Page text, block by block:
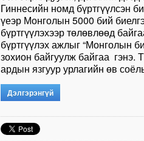
Гиннесийн номд бүртгүүлсэн
үеэр Монголын 5000 бий
бүртгүүлэхээр төлөвлөөд
бүртгүүлэх ажлыг “Монголын
зохион байгуулж байгаа гэнэ.
ардын язгуур урлагийн өв
Дэлгэрэнгүй